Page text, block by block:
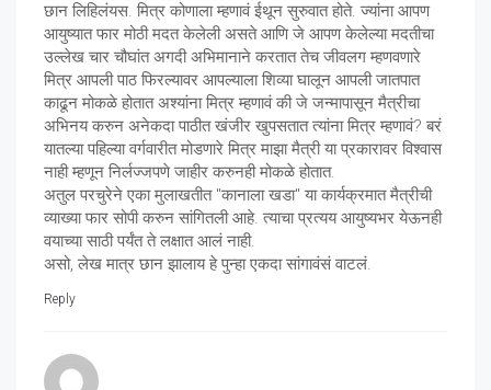
छान लिहिलंयस. मित्र कोणाला म्हणावं ईथून सुरुवात होते. ज्यांना आपण
आयुष्यात फार मोठी मदत केलेली असते आणि जे आपण केलेल्या मदतीचा
उल्लेख चार चौघांत अगदी अभिमानाने करतात तेच जीवलग म्हणवणारे
मित्र आपली पाठ फिरल्यावर आपल्याला शिव्या घालून आपली जातपात
काढून मोकळे होतात अश्यांना मित्र म्हणावं की जे जन्मापासून मैत्रीचा
अभिनय करुन अनेकदा पाठीत खंजीर खुपसतात त्यांना मित्र म्हणावं? बरं
यातल्या पहिल्या वर्गवारीत मोडणारे मित्र माझा मैत्री या प्रकारावर विश्वास
नाही म्हणून निर्लज्जपणे जाहीर करुनही मोकळे होतात.
अतुल परचुरेने एका मुलाखतीत "कानाला खडा" या कार्यक्रमात मैत्रीची
व्याख्या फार सोपी करुन सांगितली आहे. त्याचा प्रत्यय आयुष्यभर येऊनही
वयाच्या साठी पर्यंत ते लक्षात आलं नाही.
असो, लेख मात्र छान झालाय हे पुन्हा एकदा सांगावंसं वाटलं.
Reply